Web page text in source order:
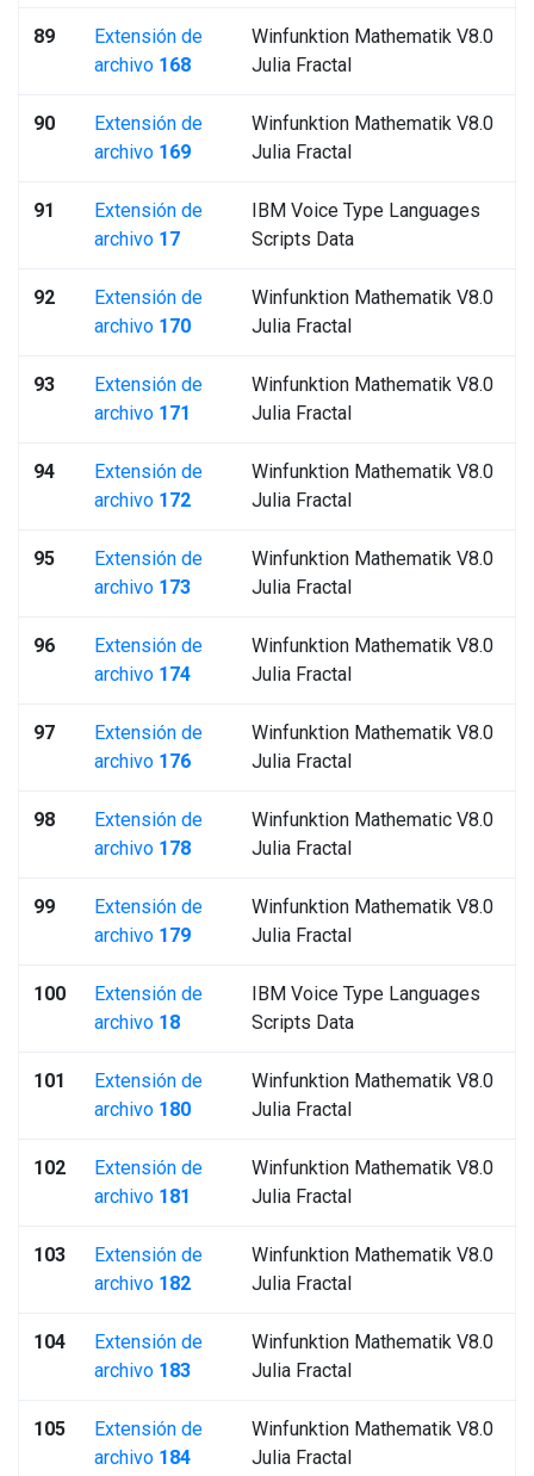
89
Extensión de
archivo 168
Winfunktion Mathematik V8.0
Julia Fractal
90
Extensión de
archivo 169
Winfunktion Mathematik V8.0
Julia Fractal
91
Extensión de
archivo 17
IBM Voice Type Languages
Scripts Data
92
Extensión de
archivo 170
Winfunktion Mathematik V8.0
Julia Fractal
93
Extensión de
archivo 171
Winfunktion Mathematik V8.0
Julia Fractal
94
Extensión de
archivo 172
Winfunktion Mathematik V8.0
Julia Fractal
95
Extensión de
archivo 173
Winfunktion Mathematik V8.0
Julia Fractal
96
Extensión de
archivo 174
Winfunktion Mathematik V8.0
Julia Fractal
97
Extensión de
archivo 176
Winfunktion Mathematik V8.0
Julia Fractal
98
Extensión de
archivo 178
Winfunktion Mathematic V8.0
Julia Fractal
99
Extensión de
archivo 179
Winfunktion Mathematik V8.0
Julia Fractal
100
Extensión de
archivo 18
IBM Voice Type Languages
Scripts Data
101
Extensión de
archivo 180
Winfunktion Mathematik V8.0
Julia Fractal
102
Extensión de
archivo 181
Winfunktion Mathematik V8.0
Julia Fractal
103
Extensión de
archivo 182
Winfunktion Mathematik V8.0
Julia Fractal
104
Extensión de
archivo 183
Winfunktion Mathematik V8.0
Julia Fractal
105
Extensión de
archivo 184
Winfunktion Mathematik V8.0
Julia Fractal